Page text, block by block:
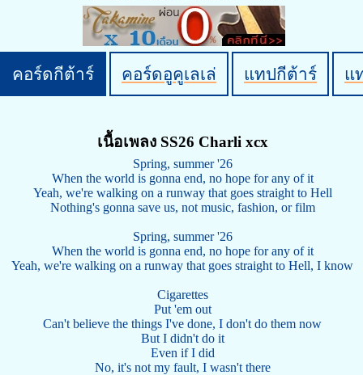
คอร์ดกีต้าร์ คอร์ดอูคูเลเล่ แทปกีต้าร์ แ
เนื้อเพลง SS26 Charli xcx
Spring, summer '26
When the world is gonna end, no hope for any of it
Yeah, we're walking on a runway that goes straight to Hell
Nothing's gonna save us, not music, fashion, or film
Spring, summer '26
When the world is gonna end, no hope for any of it
Yeah, we're walking on a runway that goes straight to Hell, I know
Cigarettes
Put 'em out
Can't believe the things I've done, I don't do them now
But I didn't do it
Even if I did
No, it's not my fault, I wasn't there